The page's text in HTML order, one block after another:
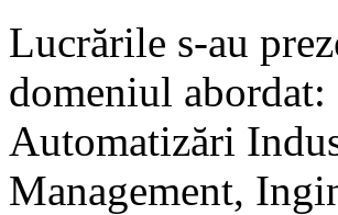
Lucrările s-au
domeniul
Automatizări
Management,